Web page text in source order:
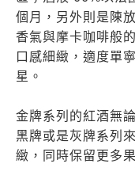
個月，另外則是陳
香氣與摩卡咖啡般
口感細緻，適度單
星。
金牌系列的紅酒無
黑牌或是灰牌系列
緻，同時保留更多